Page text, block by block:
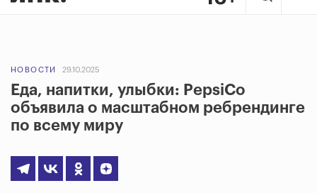
НОВОСТИ 29.10.2025
Еда, напитки, улыбки: PepsiCo
объявила о масштабном ребрендинге
по всему миру